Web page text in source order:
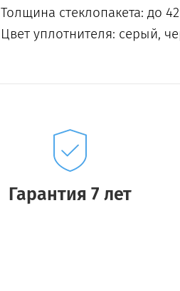
Толщина стеклопакета: до
Цвет уплотнителя: серый,
Гарантия 7 лет